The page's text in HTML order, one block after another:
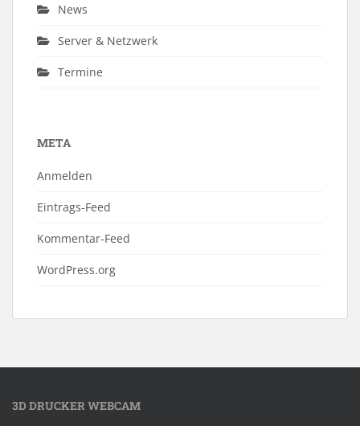
News
Server & Netzwerk
Termine
META
Anmelden
Eintrags-Feed
Kommentar-Feed
WordPress.org
3D DRUCKER WEBCAM